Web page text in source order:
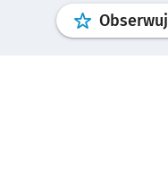
Obserwuj